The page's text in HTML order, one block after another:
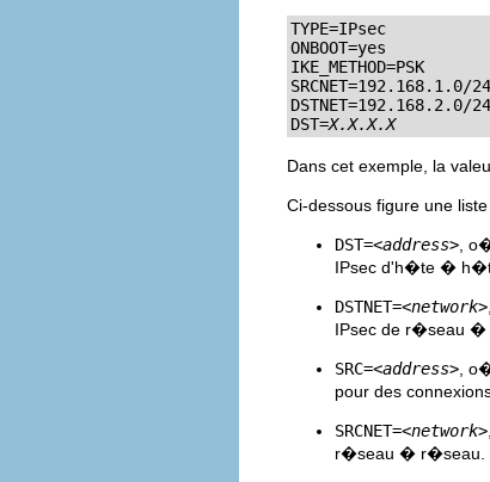
TYPE=IPsec
ONBOOT=yes
IKE_METHOD=PSK
SRCNET=192.168.1.0/24
DSTNET=192.168.2.0/24
DST=X.X.X.X
Dans cet exemple, la
Ci-dessous figure une
DST=<address> ,
IPsec d'h�te �
DSTNET=<network>
IPsec de r�seau �
SRC=<address> ,
pour des
SRCNET=<network>
r�seau � r�seau.